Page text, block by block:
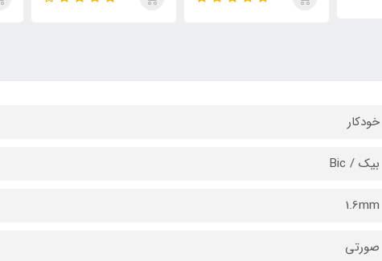
خودکار
بیک / Bic
1.6mm
صورتی